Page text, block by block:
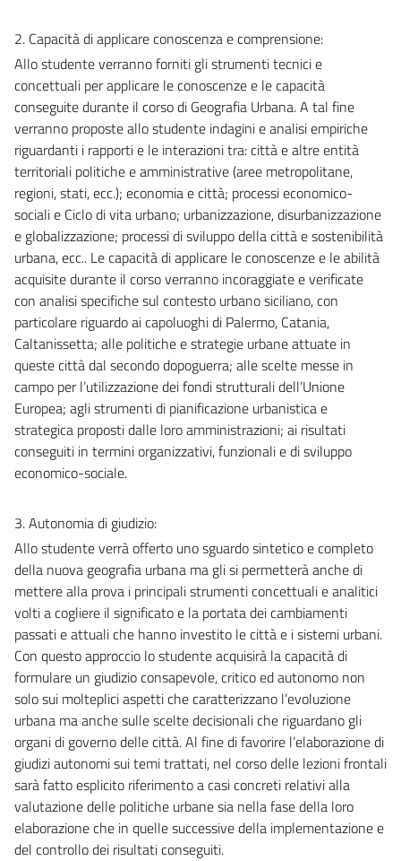
2. Capacità di applicare conoscenza e comprensione:
Allo studente verranno forniti gli strumenti tecnici e
concettuali per applicare le conoscenze e le capacità
conseguite durante il corso di Geografia Urbana. A tal fine
verranno proposte allo studente indagini e analisi empiriche
riguardanti i rapporti e le interazioni tra: città e altre entità
territoriali politiche e amministrative (aree metropolitane,
regioni, stati, ecc.); economia e città; processi economico-
sociali e Ciclo di vita urbano; urbanizzazione, disurbanizzazione
e globalizzazione; processi di sviluppo della città e sostenibilità
urbana, ecc.. Le capacità di applicare le conoscenze e le abilità
acquisite durante il corso verranno incoraggiate e verificate
con analisi specifiche sul contesto urbano siciliano, con
particolare riguardo ai capoluoghi di Palermo, Catania,
Caltanissetta; alle politiche e strategie urbane attuate in
queste città dal secondo dopoguerra; alle scelte messe in
campo per l’utilizzazione dei fondi strutturali dell’Unione
Europea; agli strumenti di pianificazione urbanistica e
strategica proposti dalle loro amministrazioni; ai risultati
conseguiti in termini organizzativi, funzionali e di sviluppo
economico-sociale.
3. Autonomia di giudizio:
Allo studente verrà offerto uno sguardo sintetico e completo
della nuova geografia urbana ma gli si permetterà anche di
mettere alla prova i principali strumenti concettuali e analitici
volti a cogliere il significato e la portata dei cambiamenti
passati e attuali che hanno investito le città e i sistemi urbani.
Con questo approccio lo studente acquisirà la capacità di
formulare un giudizio consapevole, critico ed autonomo non
solo sui molteplici aspetti che caratterizzano l’evoluzione
urbana ma anche sulle scelte decisionali che riguardano gli
organi di governo delle città. Al fine di favorire l’elaborazione di
giudizi autonomi sui temi trattati, nel corso delle lezioni frontali
sarà fatto esplicito riferimento a casi concreti relativi alla
valutazione delle politiche urbane sia nella fase della loro
elaborazione che in quelle successive della implementazione e
del controllo dei risultati conseguiti.